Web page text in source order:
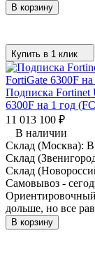
В корзину
Купить в 1 клик
Подписка Fortinet
6300F на 1 год
11 013 100 ₽
В наличии
Склад (Москва): В
Склад
Склад
Самовывоз -
дольше, но все
В корзину